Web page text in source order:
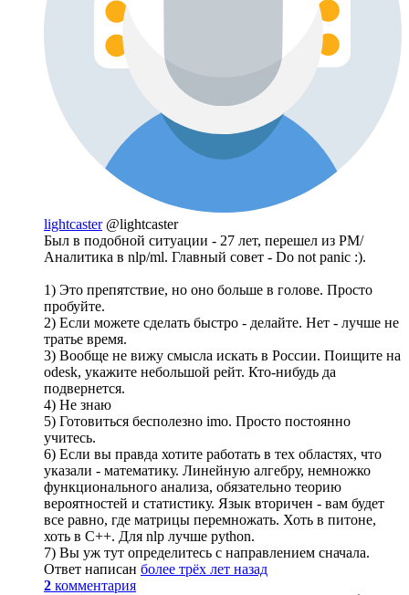
lightcaster @lightcaster
Был в подобной ситуации - 27 лет, перешел из PM/
Аналитика в nlp/ml. Главный совет - Do not panic :).
1) Это препятствие, но оно больше в голове. Просто
пробуйте.
2) Если можете сделать быстро - делайте. Нет - лучше не
тратье время.
3) Вообще не вижу смысла искать в России. Поищите на
odesk, укажите небольшой рейт. Кто-нибудь да
подвернется.
4) Не знаю
5) Готовиться бесполезно imo. Просто постоянно
учитесь.
6) Если вы правда хотите работать в тех областях, что
указали - математику. Линейную алгебру, немножко
функционального анализа, обязательно теорию
вероятностей и статистику. Язык вторичен - вам будет
все равно, где матрицы перемножать. Хоть в питоне,
хоть в C++. Для nlp лучше python.
7) Вы уж тут определитесь с направлением сначала.
Ответ написан более трёх лет назад
2 комментария